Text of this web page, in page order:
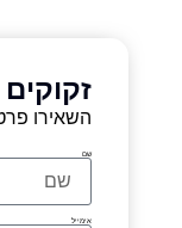
השאירו
שם
אימייל